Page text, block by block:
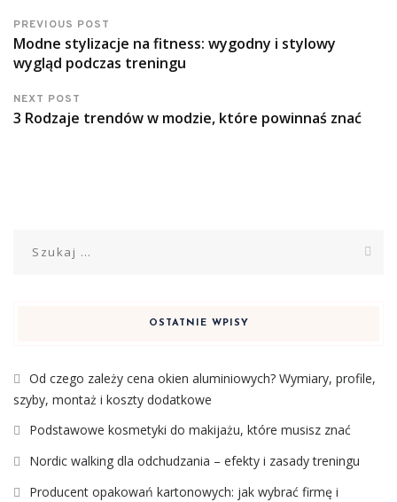
PREVIOUS POST
Modne stylizacje na fitness: wygodny i stylowy
wygląd podczas treningu
NEXT POST
3 Rodzaje trendów w modzie, które powinnaś znać
OSTATNIE WPISY
Od czego zależy cena okien aluminiowych? Wymiary, profile,
szyby, montaż i koszty dodatkowe
Podstawowe kosmetyki do makijażu, które musisz znać
Nordic walking dla odchudzania – efekty i zasady treningu
Producent opakowań kartonowych: jak wybrać firmę i